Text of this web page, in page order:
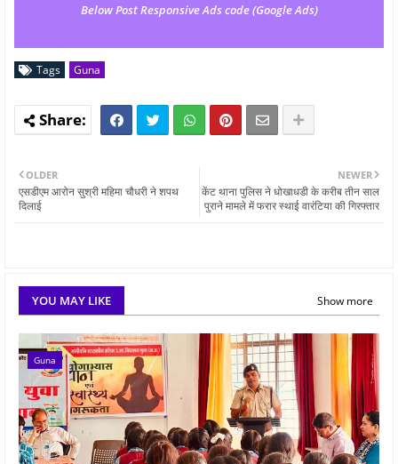
Below Post Responsive Ads code (Google Ads)
Tags Guna
NEWER
केंट थाना पुलिस ने धोखाधडी के करीब तीन साल
पुराने मामले में फरार स्थाई वारंटिया की गिरफ्तार
OLDER
एसडीएम आरोन सुश्री महिमा चौधरी ने शपथ
दिलाई
YOU MAY LIKE Show more
Guna